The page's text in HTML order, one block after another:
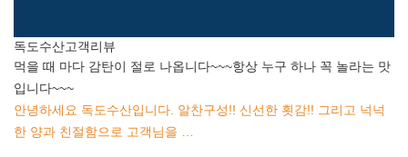
독도수산고객리뷰
먹을 때 마다 감탄이 절로 나옵니다~~~항상 누구 하나 꼭 놀라는 맛
입니다~~~
안녕하세요 독도수산입니다. 알찬구성!! 신선한 횟감!! 그리고 넉넉
한 양과 친절함으로 고객님을 …